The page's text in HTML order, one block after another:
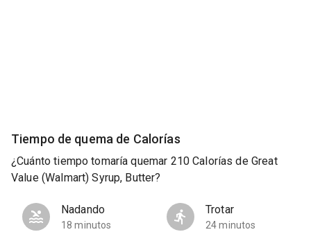
Tiempo de quema de Calorías
¿Cuánto tiempo tomaría quemar 210 Calorías de Great
Value (Walmart) Syrup, Butter?
Nadando
18 minutos
Trotar
24 minutos